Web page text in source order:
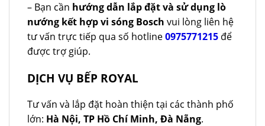
– Bạn cần hướng dẫn lắp đặt và sử dụng lò
nướng kết hợp vi sóng Bosch vui lòng liên hệ
tư vấn trực tiếp qua số hotline0975771215 để
được trợ giúp.
DỊCH VỤ BẾP ROYAL
Tư vấn và lắp đặt hoàn thiện tại các thành phố
lớn: Hà Nội, TP Hồ Chí Minh, Đà Nẵng.